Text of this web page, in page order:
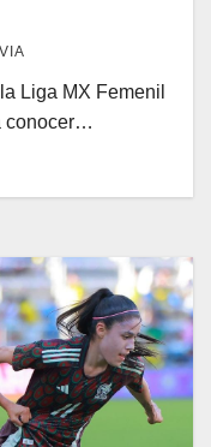
Liga MX Femenil
conocer…